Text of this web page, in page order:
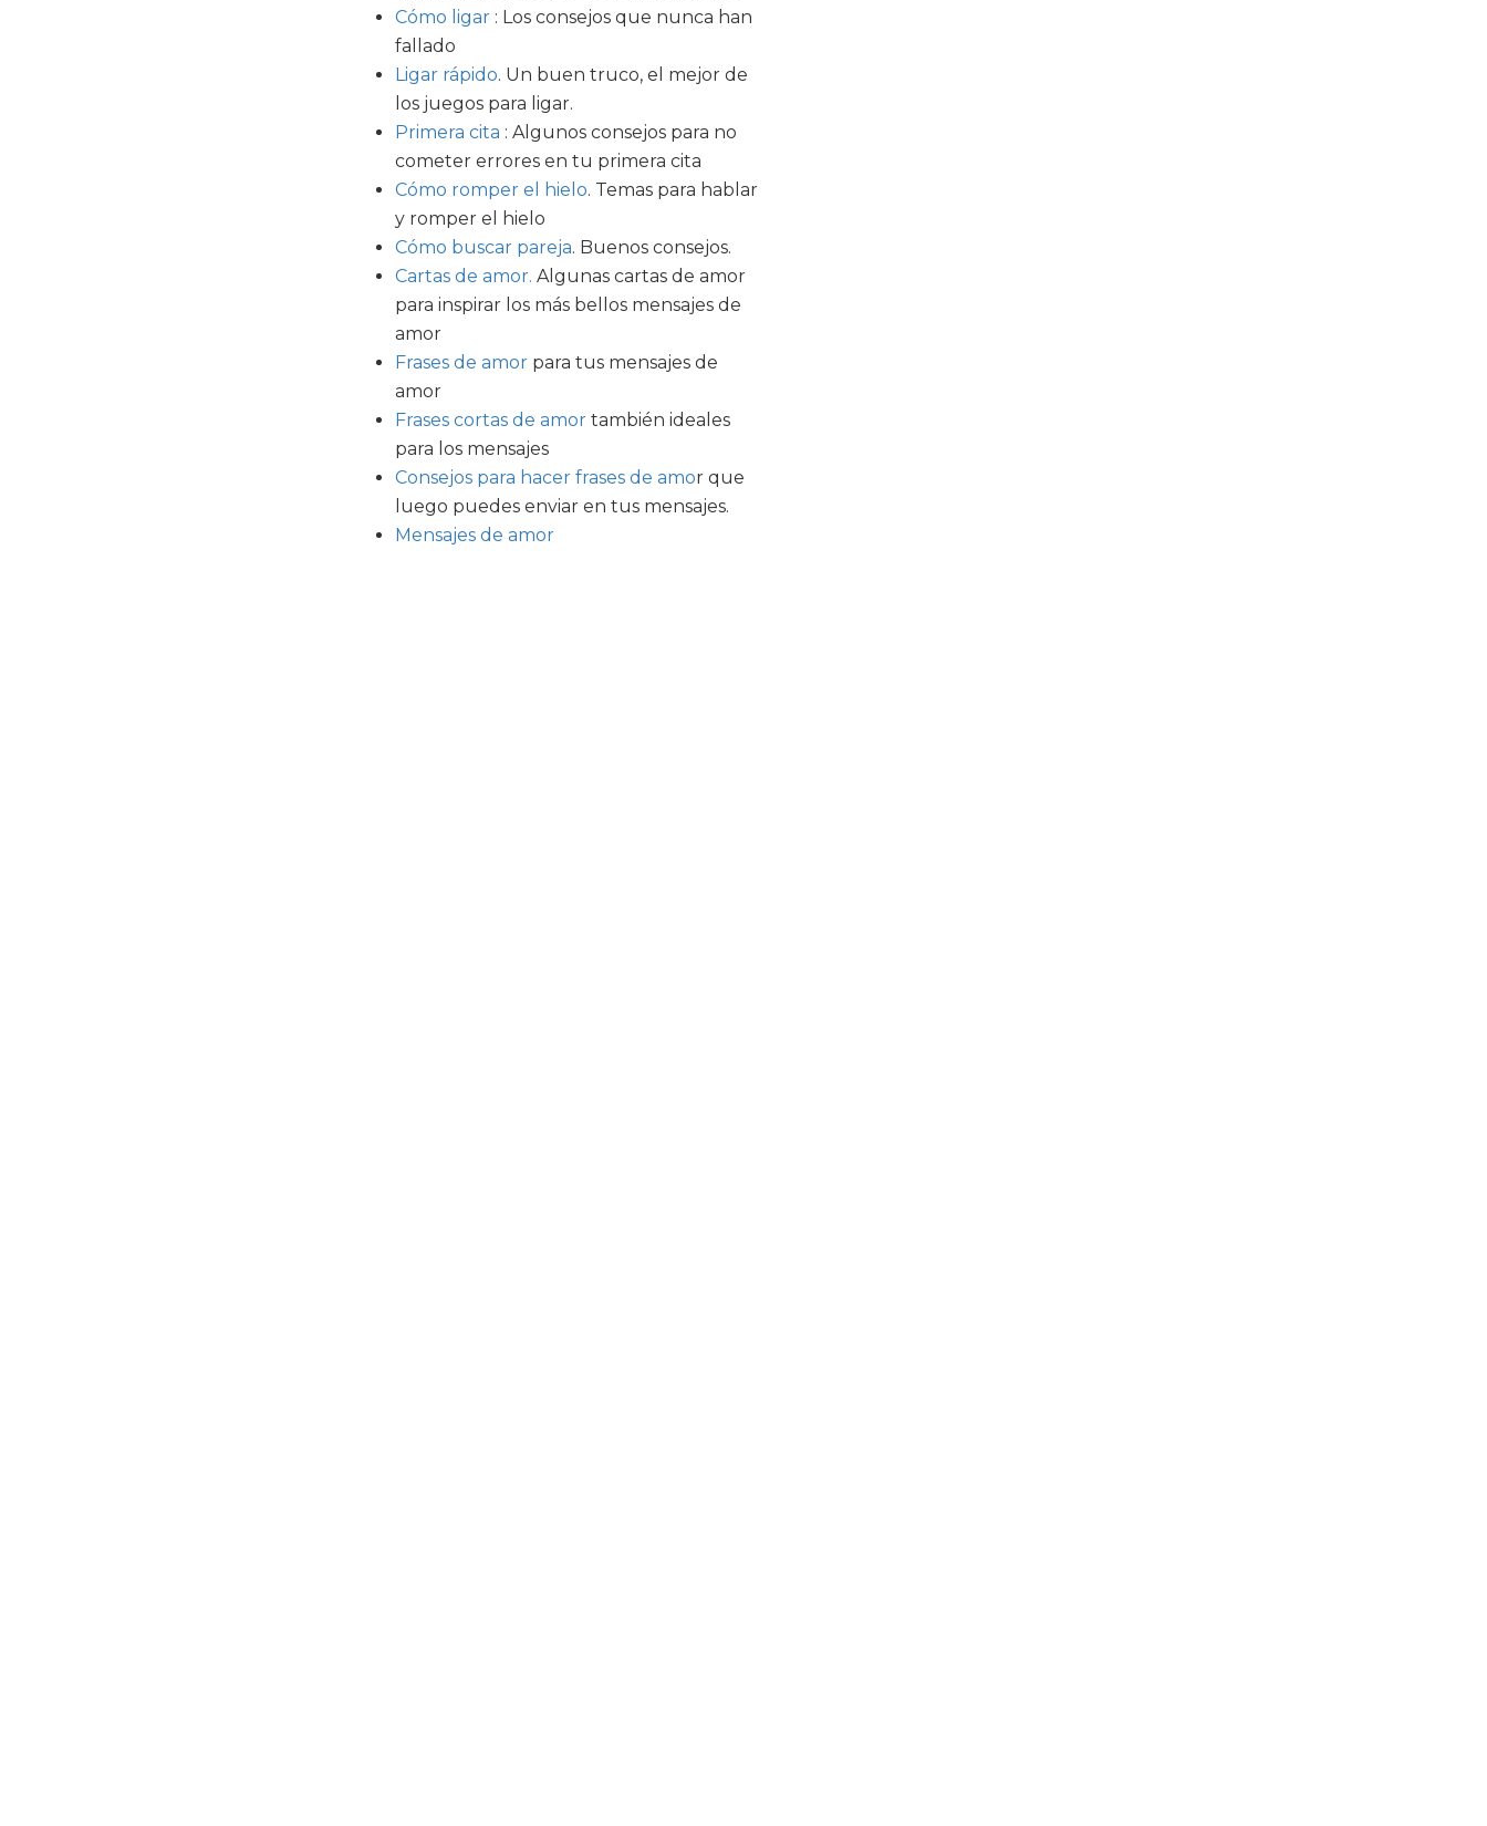
Cómo ligar : Los consejos que nunca han
fallado
Ligar rápido. Un buen truco, el mejor de
los juegos para ligar.
Primera cita : Algunos consejos para no
cometer errores en tu primera cita
Cómo romper el hielo. Temas para hablar
y romper el hielo
Cómo buscar pareja. Buenos consejos.
Cartas de amor. Algunas cartas de amor
para inspirar los más bellos mensajes de
amor
Frases de amor para tus mensajes de
amor
Frases cortas de amor también ideales
para los mensajes
Consejos para hacer frases de amor que
luego puedes enviar en tus mensajes.
Mensajes de amor